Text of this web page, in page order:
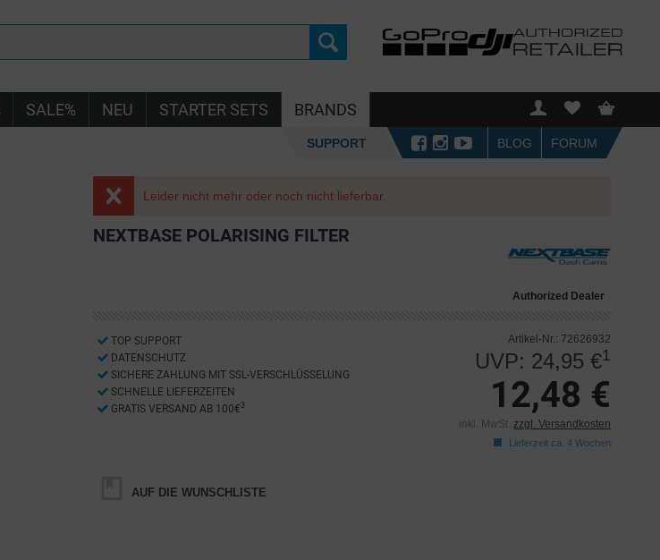
SALE% NEU STARTER SETS BRANDS
SUPPORT BLOG FORUM
Leider nicht mehr oder noch nicht lieferbar.
NEXTBASE POLARISING FILTER
Authorized Dealer
TOP SUPPORT
DATENSCHUTZ
SICHERE ZAHLUNG MIT SSL-VERSCHLÜSSELUNG
SCHNELLE LIEFERZEITEN
GRATIS VERSAND AB 100€ 3
Artikel-Nr.: 72626932
UVP: 24,95 €1
12,48 €
inkl. MwSt. zzgl. Versandkosten
Lieferzeit ca. 4 Wochen
AUF DIE WUNSCHLISTE